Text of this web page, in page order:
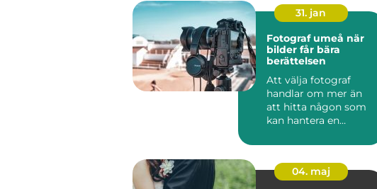
31. jan
Fotograf umeå när
bilder får bära
berättelsen
Att välja fotograf
handlar om mer än
att hitta någon som
kan hantera en
handlar de...
04. maj